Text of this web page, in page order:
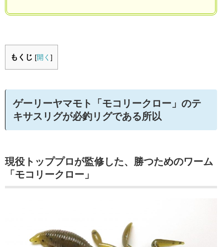
もくじ [開く ]
ゲーリーヤマモト「モコリークロー」のテ
キサスリグが必釣リグである所以
現役トッププロが監修した、勝つためのワーム
「モコリークロー」